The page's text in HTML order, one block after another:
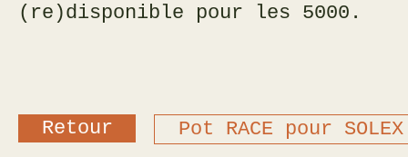
(re)disponible pour les 5000.
Retour Pot RACE pour SOLEX